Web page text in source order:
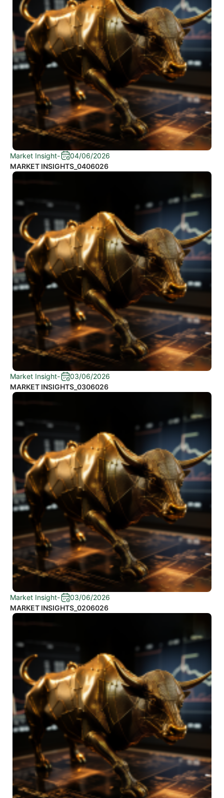
Market Insight-
04/06/2026
MARKET INSIGHTS_0406026
Market Insight-
03/06/2026
MARKET INSIGHTS_0306026
Market Insight-
03/06/2026
MARKET INSIGHTS_0206026